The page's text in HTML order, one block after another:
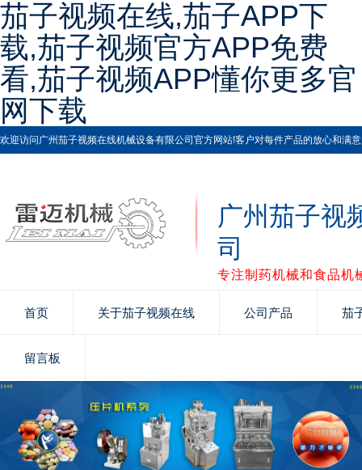
茄子视频在线,茄子APP下
载,茄子视频官方APP免费
看,茄子视频APP懂你更多官
网下载
欢迎访问广州茄子视频在线机械设备有限公司官方网站!客户对每件产品的放心和满意是
广州茄子视
司
专注制药机械和食品机
首页 关于茄子视频在线 公司产品 茄
留言板